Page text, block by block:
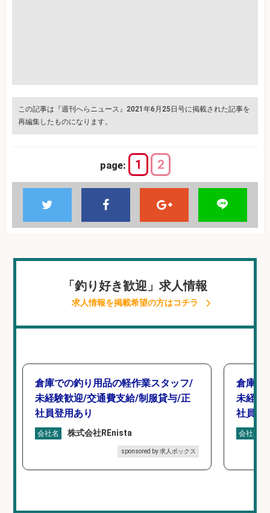
この記事は『週刊へらニュース』2021年6月25日号に掲載された記事を
再編集したものになります。
page: 1 2
「釣り好き歓迎」求人情報
求人情報を掲載希望の方はコチラ
倉庫での釣り用品の軽作業スタッフ/
未経験歓迎/交通費支給/制服貸与/正
社員登用あり
会社名 株式会社REnista
sponsored by 求人ボックス
倉庫で
未経験
社員登
会社名